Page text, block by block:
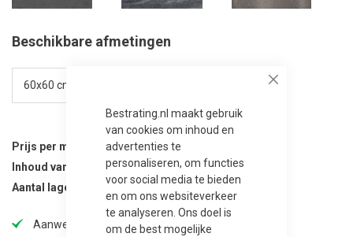
Bestrating.nl maakt gebruik
van cookies om inhoud en
advertenties te
personaliseren, om functies
voor social media te bieden
en om ons websiteverkeer
te analyseren. Ons doel is
om de best mogelijke
Beschikbare afmetingen
Prijs per m² 32,95 28,95
Inhoud van verpakking
10.8 m²
Aantal lagen per verpakking
16
Aanwezig in onze showtuin